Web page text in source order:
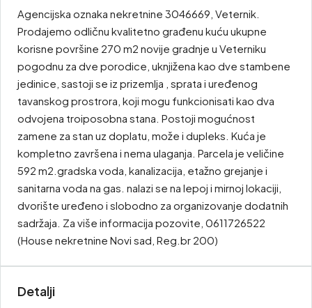
Agencijska oznaka nekretnine 3046669, Veternik.
Prodajemo odličnu kvalitetno građenu kuću ukupne
korisne površine 270 m2 novije gradnje u Veterniku
pogodnu za dve porodice, uknjižena kao dve stambene
jedinice, sastoji se iz prizemlja , sprata i uređenog
tavanskog prostrora, koji mogu funkcionisati kao dva
odvojena troiposobna stana. Postoji mogućnost
zamene za stan uz doplatu, može i dupleks. Kuća je
kompletno završena i nema ulaganja. Parcela je veličine
592 m2.gradska voda, kanalizacija, etažno grejanje i
sanitarna voda na gas. nalazi se na lepoj i mirnoj lokaciji,
dvorište uređeno i slobodno za organizovanje dodatnih
sadržaja. Za više informacija pozovite, 0611726522
(House nekretnine Novi sad, Reg.br 200)
Detalji